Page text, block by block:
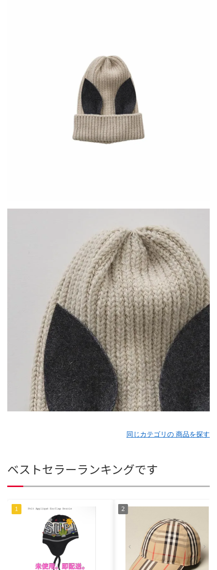
同じカテゴリの 商品を探す
ベストセラーランキングです